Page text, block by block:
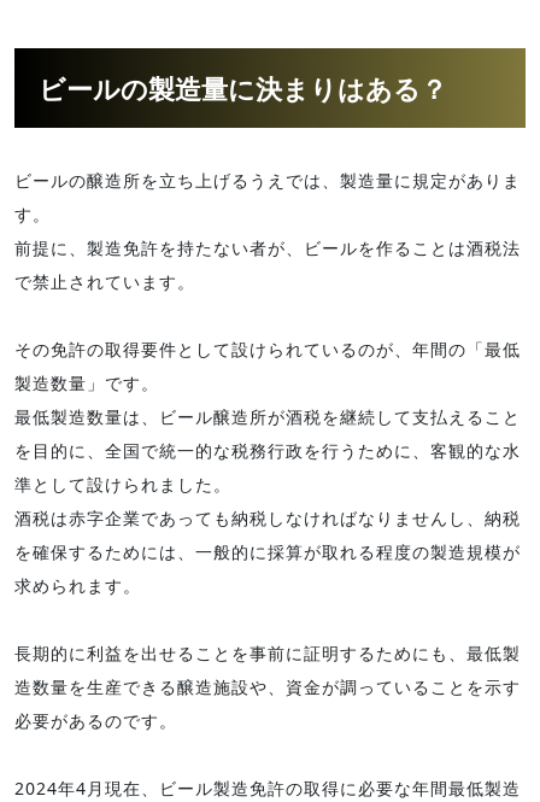
ビールの製造量に決まりはある？
ビールの醸造所を立ち上げるうえでは、製造量に規定がありま
す。
前提に、製造免許を持たない者が、ビールを作ることは酒税法
で禁止されています。
その免許の取得要件として設けられているのが、年間の「最低
製造数量」です。
最低製造数量は、ビール醸造所が酒税を継続して支払えること
を目的に、全国で統一的な税務行政を行うために、客観的な水
準として設けられました。
酒税は赤字企業であっても納税しなければなりませんし、納税
を確保するためには、一般的に採算が取れる程度の製造規模が
求められます。
長期的に利益を出せることを事前に証明するためにも、最低製
造数量を生産できる醸造施設や、資金が調っていることを示す
必要があるのです。
2024年4月現在、ビール製造免許の取得に必要な年間最低製造